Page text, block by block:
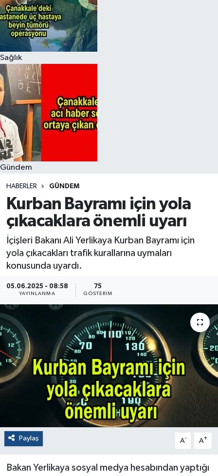
Sağlık
Gündem
HABERLER GÜNDEM
Kurban Bayramı için yola
çıkacaklara önemli uyarı
İçişleri Bakanı Ali Yerlikaya Kurban Bayramı için
yola çıkacakları trafik kurallarına uymaları
konusunda uyardı.
05.06.2025 - 08:58
YAYINLANMA
75
GÖSTERIM
Paylaş A- A+
Bakan Yerlikaya sosyal medya hesabından yaptığı